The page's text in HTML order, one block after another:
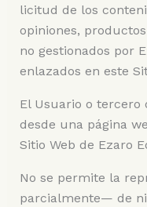
licitud de los
opiniones,
no gestionados por
enlazados en este
El Usuario o
desde una página
Sitio Web de Ezaro
No se permite la
parcialmente— de